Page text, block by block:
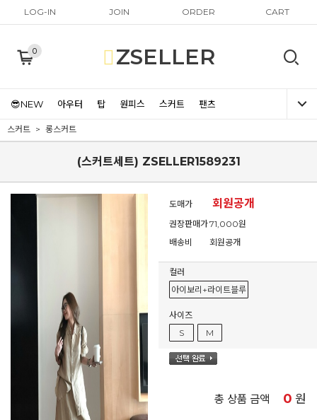
LOG-IN JOIN ORDER CART
0 ZSELLER
😎NEW 아우터 탑 원피스 스커트 팬츠
스커트 롱스커트
(스커트세트) ZSELLER1589231
도매가 회원공개
권장판매가71,000원
배송비
회원공개
컬러
아이보리+라이트블루
사이즈
S
M
총 상품 금액 0 원